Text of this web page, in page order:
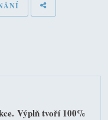
Výplň tvoří 100%